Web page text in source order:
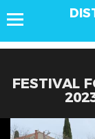
FESTIVAL